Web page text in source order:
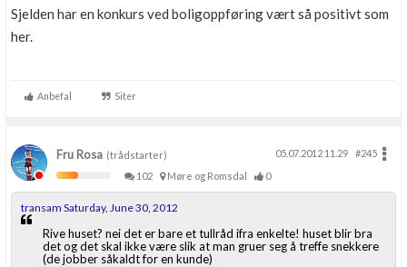
Sjelden har en konkurs ved boligoppføring vært så positivt som
her.
Anbefal Siter
Fru Rosa (trådstarter) 05.07.2012 11.29
#245
102
Møre og Romsdal 0
transam Saturday, June 30, 2012
Rive huset? nei det er bare et tullråd ifra enkelte! huset blir bra
det og det skal ikke være slik at man gruer seg å treffe snekkere
(de jobber såkaldt for en kunde)